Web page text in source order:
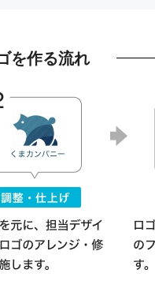
を作る流れ